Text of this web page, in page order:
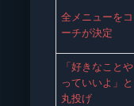
全メニューをコ
ーチが決定
「好きなことや
っていいよ」と
丸投げ